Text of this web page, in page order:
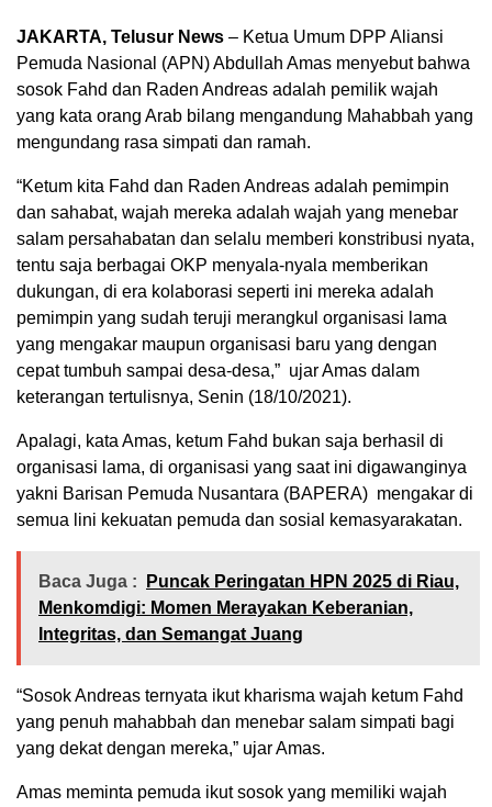
JAKARTA, Telusur News – Ketua Umum DPP Aliansi
Pemuda Nasional (APN) Abdullah Amas menyebut bahwa
sosok Fahd dan Raden Andreas adalah pemilik wajah
yang kata orang Arab bilang mengandung Mahabbah yang
mengundang rasa simpati dan ramah.
“Ketum kita Fahd dan Raden Andreas adalah pemimpin
dan sahabat, wajah mereka adalah wajah yang menebar
salam persahabatan dan selalu memberi konstribusi nyata,
tentu saja berbagai OKP menyala-nyala memberikan
dukungan, di era kolaborasi seperti ini mereka adalah
pemimpin yang sudah teruji merangkul organisasi lama
yang mengakar maupun organisasi baru yang dengan
cepat tumbuh sampai desa-desa,” ujar Amas dalam
keterangan tertulisnya, Senin (18/10/2021).
Apalagi, kata Amas, ketum Fahd bukan saja berhasil di
organisasi lama, di organisasi yang saat ini digawanginya
yakni Barisan Pemuda Nusantara (BAPERA) mengakar di
semua lini kekuatan pemuda dan sosial kemasyarakatan.
Baca Juga :
Puncak Peringatan HPN 2025 di Riau,
Menkomdigi: Momen Merayakan Keberanian,
Integritas, dan Semangat Juang
“Sosok Andreas ternyata ikut kharisma wajah ketum Fahd
yang penuh mahabbah dan menebar salam simpati bagi
yang dekat dengan mereka,” ujar Amas.
Amas meminta pemuda ikut sosok yang memiliki wajah